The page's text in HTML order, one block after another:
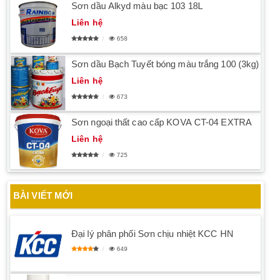
Sơn dầu Alkyd màu bạc 103 18L
Liên hệ
658
Sơn dầu Bạch Tuyết bóng màu trắng 100 (3kg)
Liên hệ
673
Sơn ngoại thất cao cấp KOVA CT-04 EXTRA
Liên hệ
725
BÀI VIẾT MỚI
Đại lý phân phối Sơn chịu nhiệt KCC HN
649